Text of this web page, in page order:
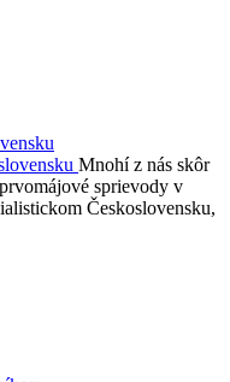
Mnohí z nás skôr
sprievody v
Československu,